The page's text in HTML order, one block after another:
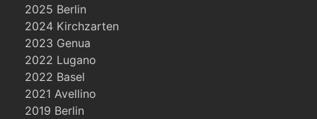
2025 Berlin
2024 Kirchzarten
2023 Genua
2022 Lugano
2022 Basel
2021 Avellino
2019 Berlin